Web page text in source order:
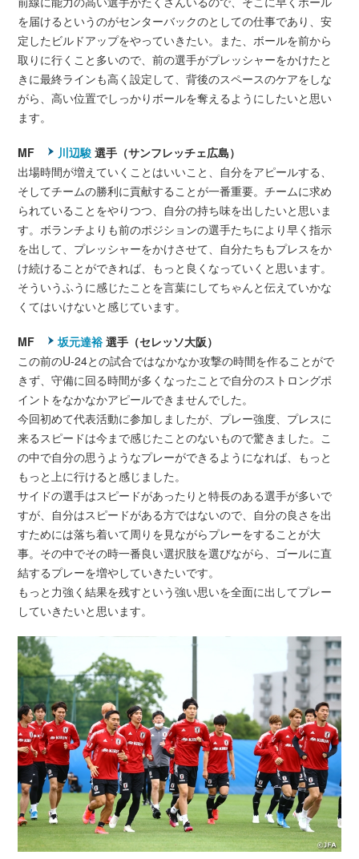
を届けるというのがセンターバックのとしての仕事であり、安
定したビルドアップをやっていきたい。また、ボールを前から
取りに行くこと多いので、前の選手がプレッシャーをかけたと
きに最終ラインも高く設定して、背後のスペースのケアをしな
がら、高い位置でしっかりボールを奪えるようにしたいと思い
ます。
MF 川辺駿 選手（サンフレッチェ広島）
出場時間が増えていくことはいいこと、自分をアピールする、
そしてチームの勝利に貢献することが一番重要。チームに求め
られていることをやりつつ、自分の持ち味を出したいと思いま
す。ボランチよりも前のポジションの選手たちにより早く指示
を出して、プレッシャーをかけさせて、自分たちもプレスをか
け続けることができれば、もっと良くなっていくと思います。
そういうふうに感じたことを言葉にしてちゃんと伝えていかな
くてはいけないと感じています。
MF 坂元達裕選手（セレッソ大阪）
この前のU-24との試合ではなかなか攻撃の時間を作ることがで
きず、守備に回る時間が多くなったことで自分のストロングポ
イントをなかなかアピールできませんでした。
今回初めて代表活動に参加しましたが、プレー強度、プレスに
来るスピードは今まで感じたことのないもので驚きました。こ
の中で自分の思うようなプレーができるようになれば、もっと
もっと上に行けると感じました。
サイドの選手はスピードがあったりと特長のある選手が多いで
すが、自分はスピードがある方ではないので、自分の良さを出
すためには落ち着いて周りを見ながらプレーをすることが大
事。その中でその時一番良い選択肢を選びながら、ゴールに直
結するプレーを増やしていきたいです。
もっと力強く結果を残すという強い思いを全面に出してプレー
していきたいと思います。